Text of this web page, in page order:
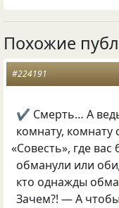
Похожие
#224191
✔ Смерть… А
комнату,
«Совесть», где
обманули или
кто однажды
Зачем?! — А